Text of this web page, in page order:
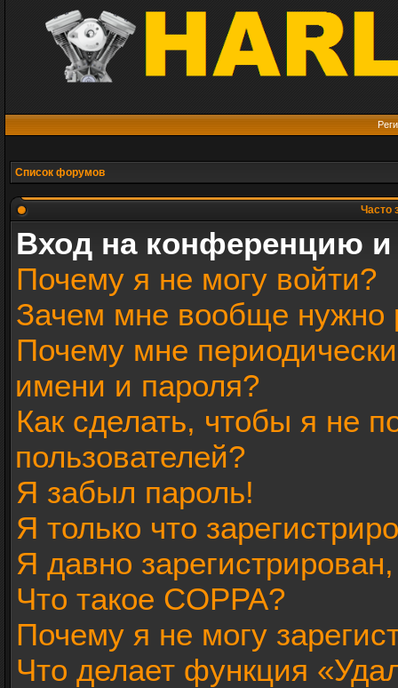
Список форумов
Часто
Вход на конференцию и
Почему я не могу войти?
Зачем мне вообще нужно
Почему мне
имени и пароля?
Как сделать, чтобы я не
пользователей?
Я забыл пароль!
Я только что
Я давно
Что такое COPPA?
Почему я не могу
Что делает функция